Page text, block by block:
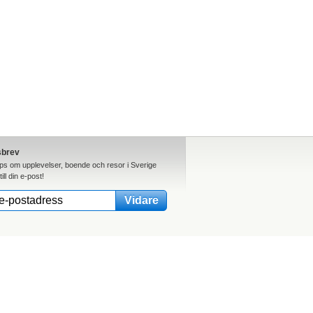
om upplevelser, boende och resor i Sverige
din e-post!